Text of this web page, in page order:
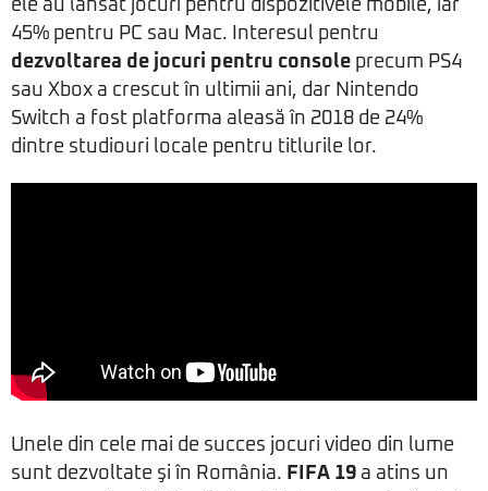
ele au lansat jocuri pentru dispozitivele mobile, iar
45% pentru PC sau Mac. Interesul pentru
dezvoltarea de jocuri pentru console precum PS4
sau Xbox a crescut în ultimii ani, dar Nintendo
Switch a fost platforma aleasă în 2018 de 24%
dintre studiouri locale pentru titlurile lor.
Unele din cele mai de succes jocuri video din lume
sunt dezvoltate şi în România. FIFA 19 a atins un